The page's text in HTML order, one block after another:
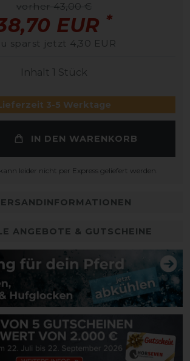
vorher 43,00 €
EUR *
sparst jetzt 4,30 EUR
Inhalt 1 Stück
3-5 Werktage
IN DEN WARENKORB
leider nicht per Express geliefert werden.
ANGEBOTE & GUTSCHEINE